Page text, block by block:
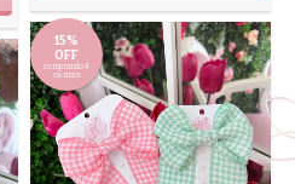
15%
OFF
comprando 4
ou mais